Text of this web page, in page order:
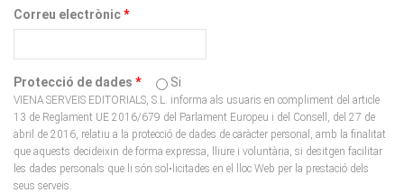
Protecció de dades* Si
VIENA SERVEIS EDITORIALS, S.L. informa als usuaris en compliment del article
13 de Reglament UE 2016/679 del Parlament Europeu i del Consell, del 27 de
abril de 2016, relatiu a la protecció de dades de caràcter personal, amb la finalitat
que aquests decideixin de forma expressa, lliure i voluntària, si desitgen facilitar
les dades personals que li són sol•licitades en el lloc Web per la prestació dels
seus serveis.